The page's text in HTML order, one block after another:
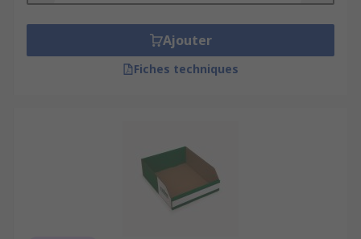
Ajouter
Fiches techniques